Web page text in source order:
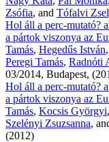
Zsófia, and Tófalvi
Hol áll a perc-mutató?
a pártok viszonya az
Tamás, Hegedűs István,
Peregi Tamás, Radnóti
03/2014, Budapest,
Hol áll a perc-mutató?
a pártok viszonya az
Tamás, Kocsis Györgyi,
Szelényi Zsuzsanna,
(2012)